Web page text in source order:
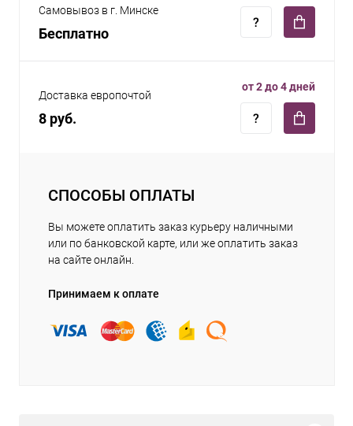
Самовывоз в г. Минске
Бесплатно
Доставка европочтой
8 руб.
от 2 до 4 дней
СПОСОБЫ ОПЛАТЫ
Вы можете оплатить заказ курьеру наличными
или по банковской карте, или же оплатить заказ
на сайте онлайн.
Принимаем к оплате